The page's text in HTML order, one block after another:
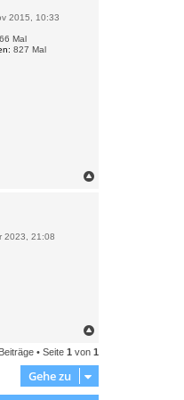
2015, 10:33
Mal
827 Mal
2023, 21:08
c
h
b
• Seite 1 von 1
Gehe zu